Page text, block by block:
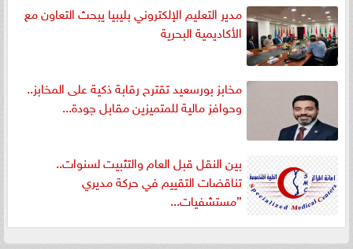
مدير التعليم الإلكتروني بليبيا يبحث التعاون مع
الأكاديمية البحرية
مخابز بورسعيد تقترح رقابة ذكية على المخابز..
وحوافز مالية للمتميزين مقابل جودة...
بين النقل قبل العام والتثبيت لسنوات..
تناقضات التقييم في حركة مديري
”مستشفيات...